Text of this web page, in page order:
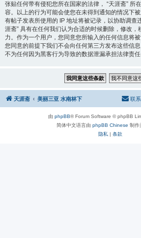
张贴任何带有侵犯您所在国家的法律， “天涯斋” 所
容。以上的行为可能会使您在未得到通知的情况下
有帖子发表所使用的 IP 地址将被记录，以协助调查
涯斋” 具有在任何我们认为合适的时候删除，修改，
力。作为一个用户，您同意您所输入的任何信息将
您同意的前提下我们不会向任何第三方发布这些信
不为任何因为黑客行为导致的数据泄漏承担法律责
天涯斋 美丽三亚 水南林下 联
由 phpBB® Forum Software © phpBB
简体中文语言由 phpBB Chinese 制作
隐私 | 条款